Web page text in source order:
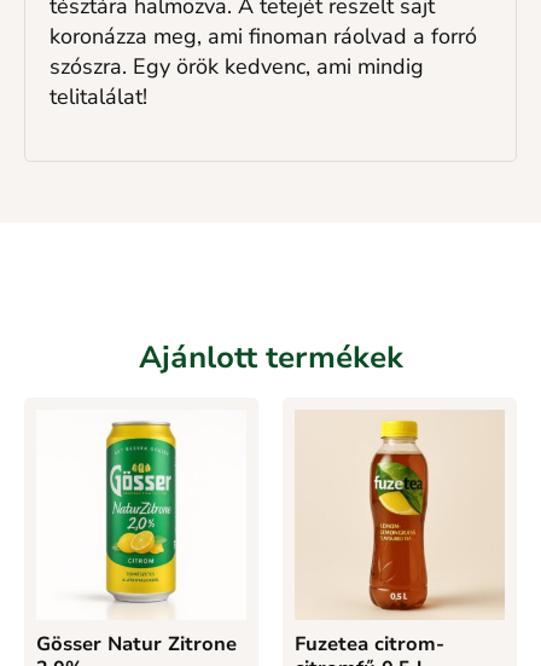
tésztára halmozva. A tetejét reszelt sajt
koronázza meg, ami finoman ráolvad a forró
szószra. Egy örök kedvenc, ami mindig
telitalálat!
Ajánlott termékek
Gösser Natur Zitrone
Fuzetea citrom-